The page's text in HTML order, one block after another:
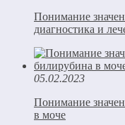
Понимание
диагностика и
05.02.2023
Понимание
в моче